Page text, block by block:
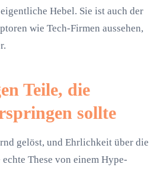
Hebel. Sie ist auch der
wie Tech-Firmen aussehen,
Teile, die
sollte
gelöst, und Ehrlichkeit über die
These von einem Hype-